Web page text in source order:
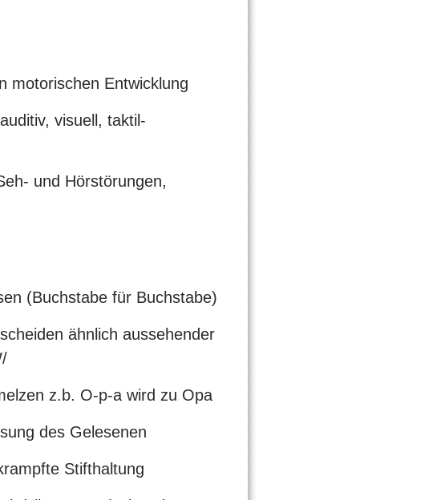
motorischen Entwicklung
visuell, taktil-
und Hörstörungen,
(Buchstabe für Buchstabe)
ähnlich aussehender
z.b. O-p-a wird zu Opa
des Gelesenen
Stifthaltung